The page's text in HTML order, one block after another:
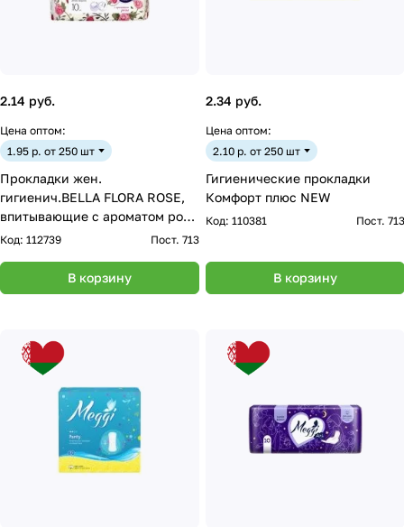
2.14 руб.
Цена оптом:
1.95 р. от 250 шт
Прокладки жен.
гигиенич.BELLA FLORA ROSE,
впитывающие с ароматом розы
10 шт.
Код: 112739 Пост. 713
В корзину
2.34 руб.
Цена оптом:
2.10 р. от 250 шт
Гигиенические прокладки
Комфорт плюс NEW
Код: 110381 Пост. 713
В корзину